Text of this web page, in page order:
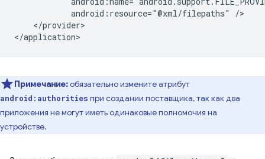
android:resource="@xml/filepaths"
</provider>
Примечание:обязательно измените атрибут
android:authorities при создании поставщика, так как два
приложения не могут иметь одинаковые полномочия на
устройстве.